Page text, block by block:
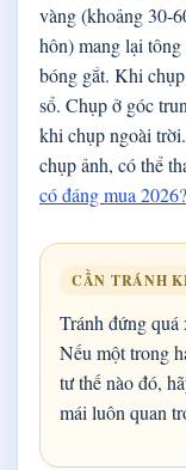
vàng (khoảng 30-
hôn) mang lại
bóng gắt. Khi
sổ. Chụp ở góc
khi chụp ngoài
chụp ảnh, có thể
có đáng mua
CẦN TRÁNH
Tránh đứng quá
Nếu một trong
tư thế nào đó,
mái luôn quan